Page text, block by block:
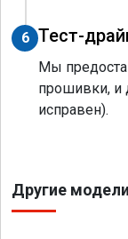
6 Тест-
Мы
прошивки, и
исправен).
Другие